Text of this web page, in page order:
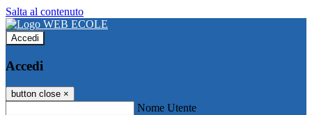
Salta al contenuto
Accedi
Accedi
button close ×
Nome Utente